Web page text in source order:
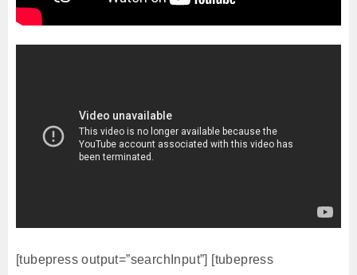
[tubepress output=”searchInput”] [tubepress